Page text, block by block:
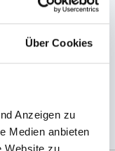
Über Cookies
Anzeigen zu
Medien anbieten
"Guten